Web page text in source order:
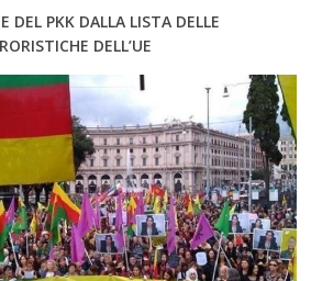
DEL PKK DALLA LISTA DELLE
DELL’UE